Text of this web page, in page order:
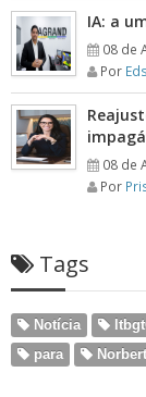
IA: a
08 de
Por
08 de
Por
Tags
Notícia
para